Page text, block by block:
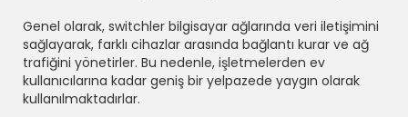
Genel olarak, switchler bilgisayar ağlarında veri iletişimini
sağlayarak, farklı cihazlar arasında bağlantı kurar ve ağ
trafiğini yönetirler. Bu nedenle, işletmelerden ev
kullanıcılarına kadar geniş bir yelpazede yaygın olarak
kullanılmaktadırlar.